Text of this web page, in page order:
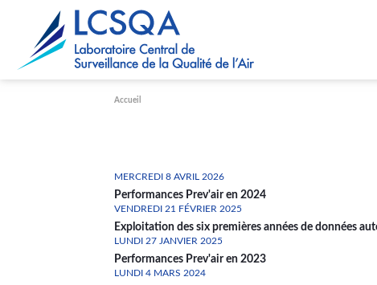
Accueil
MERCREDI 8 AVRIL 2026
Performances Prev'air en 2024
VENDREDI 21 FÉVRIER 2025
Exploitation des six premières années de données
LUNDI 27 JANVIER 2025
Performances Prev'air en 2023
LUNDI 4 MARS 2024
Paramétrer les cookies